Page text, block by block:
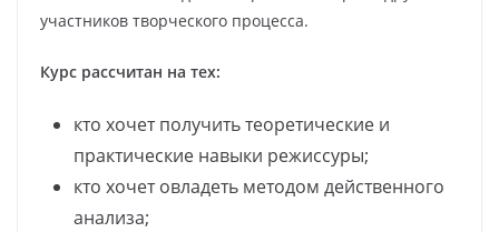
участников творческого процесса.
Курс рассчитан на тех:
кто хочет получить теоретические и
практические навыки режиссуры;
кто хочет овладеть методом действенного
анализа;